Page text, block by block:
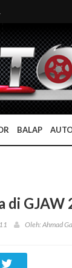
BALAP
di
Oleh: Ahmad